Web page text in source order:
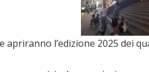
apriranno l’edizione 2025 dei